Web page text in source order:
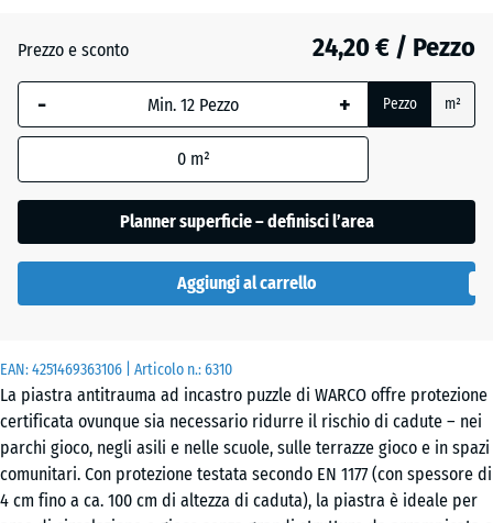
EAN:4251469363106 | Articolo n.:6310
La piastra antitrauma ad incastro puzzle di WARCO offre protezione
certificata ovunque sia necessario ridurre il rischio di cadute – nei
parchi gioco, negli asili e nelle scuole, sulle terrazze gioco e in spazi
comunitari. Con protezione testata secondo EN 1177 (con spessore di
4 cm fino a ca. 100 cm di altezza di caduta), la piastra è ideale per
Verde
erba
+ 0,60 €
in blu,
per il
(salvo
prodotto).
x
50
x 6
cm
|
0,25
Prezzo e sconto 24,20 € / Pezzo
- + Pezzo m²
0 m²
Planner superficie – definisci l’area
Aggiungi al carrello